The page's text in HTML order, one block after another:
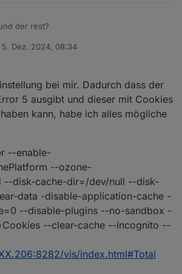
name: computer
ID:
Boot ID:
der rest?
5. Dez. 2024, 08:34
von
bei mir. Dadurch dass der
5 ausgibt und dieser mit Cookies
kann, habe ich alles mögliche
--enable-
--ozone-
--disk-cache-dir=/dev/null --disk-
data -disable-application-cache -
--disable-plugins --no-sandbox -
--clear-cache --incognito --
vis/index.html#Total